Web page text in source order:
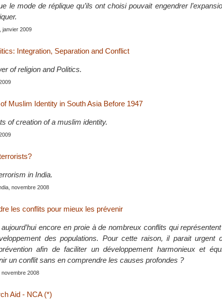
le mode de réplique qu’ils ont choisi pouvait engendrer
janvier 2009
Integration, Separation and Conflict
of religion and Politics.
Muslim Identity in South Asia Before 1947
of creation of a muslim identity.
in India.
novembre 2008
les conflits pour mieux les prévenir
encore en proie à de nombreux conflits qui
des populations. Pour cette raison, il parait urgent
afin de faciliter un développement harmonieux et
un conflit sans en comprendre les causes profondes ?
novembre 2008
Aid - NCA (*)